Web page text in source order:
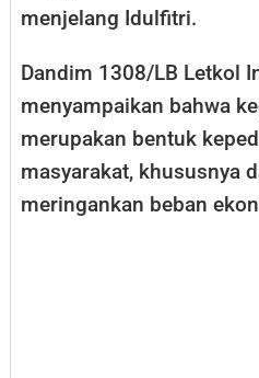
menjelang Idulfitri.
Dandim 1308/LB Letkol
menyampaikan bahwa
merupakan bentuk
masyarakat, khususnya
meringankan beban